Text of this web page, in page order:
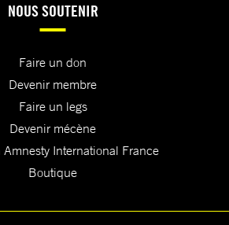
NOUS SOUTENIR
Faire un don
Devenir membre
Faire un legs
Devenir mécène
Amnesty International France
Boutique